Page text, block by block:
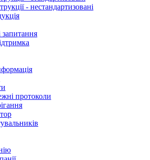
- нестандартизовані
запитання
протоколи